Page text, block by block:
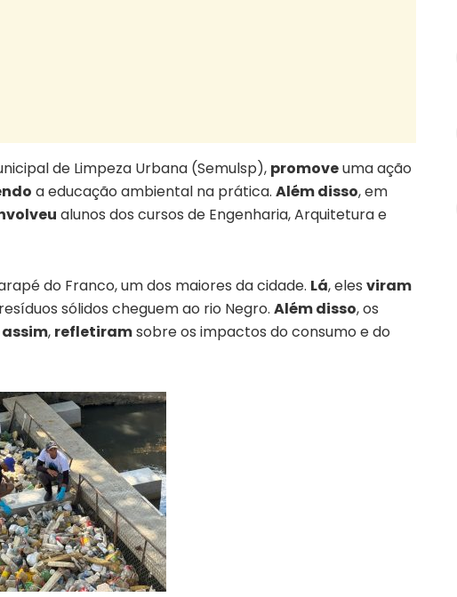
de Limpeza Urbana (Semulsp), promoveuma ação
a educação ambiental na prática. Além disso, em
alunos dos cursos de Engenharia, Arquitetura e
do Franco, um dos maiores da cidade. Lá, eles viram
sólidos cheguem ao rio Negro. Além disso, os
assim, refletiramsobre os impactos do consumo e do